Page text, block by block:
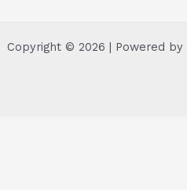
Copyright © 2026 | Powered by